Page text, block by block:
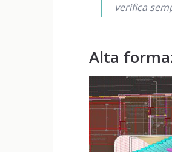
verifica
Alta